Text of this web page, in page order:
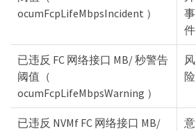
ocumFcpLifeMbpsIncident ）
事
件
已违反 FC 网络接口 MB/ 秒警告
阈值（
ocumFcpLifeMbpsWarning ）
风
险
已违反 NVMf FC 网络接口 MB/
意